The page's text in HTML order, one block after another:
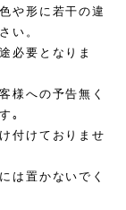
や形に若干の違
い。
必要となりま
様への予告無く
｡
付けておりませ
は置かないでく